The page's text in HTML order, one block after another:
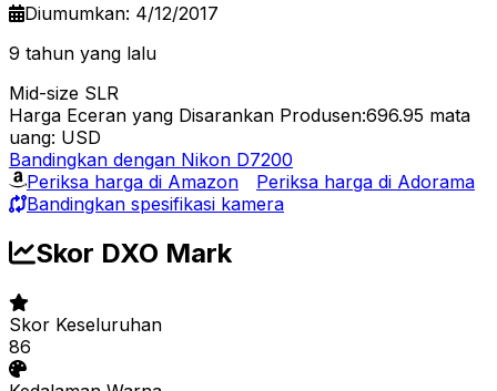
Diumumkan: 4/12/2017
9 tahun yang lalu
Mid-size SLR
Harga Eceran yang Disarankan Produsen:696.95 mata
uang: USD
Bandingkan dengan Nikon D7200
Periksa harga di Amazon
Periksa harga di Adorama
Bandingkan spesifikasi kamera
Skor DXO Mark
Skor Keseluruhan
86